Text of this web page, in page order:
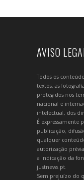
AVISO
Todos os
textos, as
protegidos nos
nacional e
intelectual, dos
É expressamente
publicação,
qualquer
autorização
a indicação da
justnews.pt.
Sem prejuízo do